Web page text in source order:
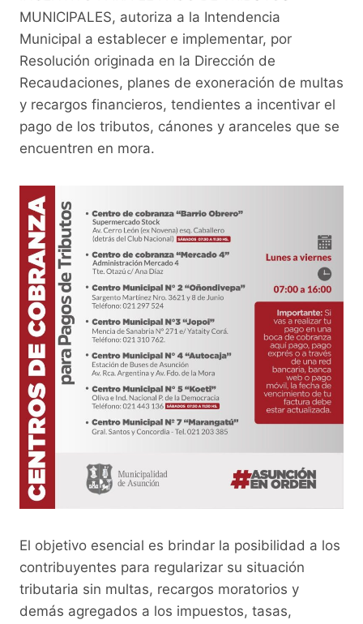
MUNICIPALES, autoriza a la Intendencia
Municipal a establecer e implementar, por
Resolución originada en la Dirección de
Recaudaciones, planes de exoneración de multas
y recargos financieros, tendientes a incentivar el
pago de los tributos, cánones y aranceles que se
encuentren en mora.
El objetivo esencial es brindar la posibilidad a los
contribuyentes para regularizar su situación
tributaria sin multas, recargos moratorios y
demás agregados a los impuestos, tasas,